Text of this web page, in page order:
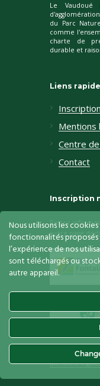
Le
du Parc
comme
charte de
durable et
Liens
Mentions
Centre
Contact
Inscription
Restez
notre page
Le Vaudoué©
Mentions
Nous utilisons les
fonctionnalités proposés
l’expérience de nos
sont téléchargés ou
autre appareil.